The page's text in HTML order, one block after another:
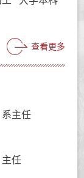
查看更多
主任
任